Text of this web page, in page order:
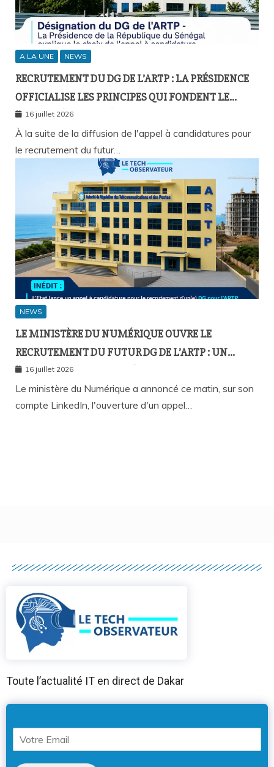
A LA UNE NEWS
RECRUTEMENT DU DG DE L’ARTP : LA PRÉSIDENCE
OFFICIALISE LES PRINCIPES QUI FONDENT LE
RECOURS À L’APPEL À CANDIDATURES
16 juillet 2026
À la suite de la diffusion de l'appel à candidatures pour
le recrutement du futur…
NEWS
LE MINISTÈRE DU NUMÉRIQUE OUVRE LE
RECRUTEMENT DU FUTUR DG DE L’ARTP : UN
PREMIER PAS VERS LA MÉRITOCRATIE
RÉPUBLICAINE ?
16 juillet 2026
Le ministère du Numérique a annoncé ce matin, sur son
compte LinkedIn, l'ouverture d'un appel…
Toute l’actualité IT en direct de Dakar